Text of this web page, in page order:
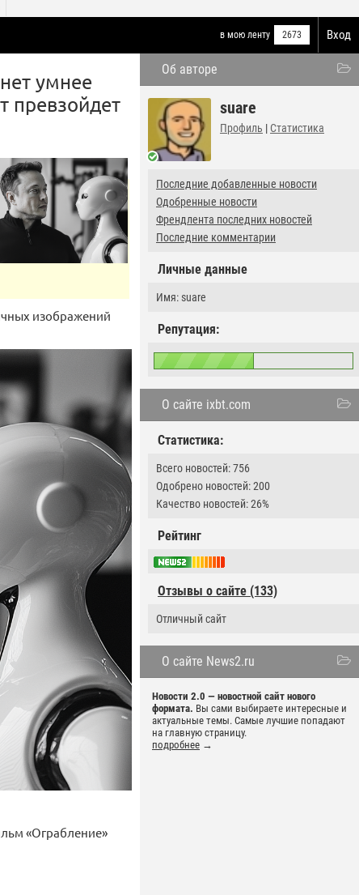
Вход
в мою ленту 2673
Об авторе
suare
Профиль | Статистика
Последние добавленные новости
Одобренные новости
Френдлента последних новостей
Последние комментарии
Личные данные
Имя: suare
Репутация:
О сайте ixbt.com
Статистика:
Всего новостей: 756
Одобрено новостей: 200
Качество новостей: 26%
Рейтинг
Отзывы о сайте (133)
Отличный сайт
О сайте News2.ru
Новости 2.0 — новостной сайт нового
формата. Вы сами выбираете интересные и
актуальные темы. Самые лучшие попадают
на главную страницу.
подробнее →
умнее
превзойдет
изображений
«Ограбление»